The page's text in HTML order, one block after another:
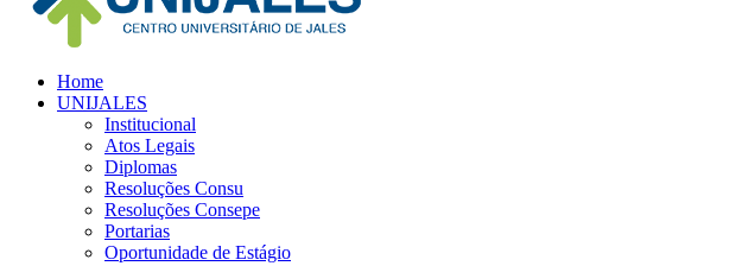
Home
UNIJALES
Institucional
Atos Legais
Diplomas
Resoluções Consu
Resoluções Consepe
Portarias
Oportunidade de Estágio